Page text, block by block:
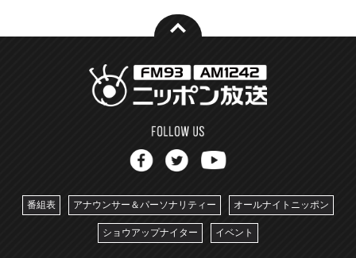
番組表 アナウンサー＆パーソナリティー オールナイトニッポン
ショウアップナイター イベント